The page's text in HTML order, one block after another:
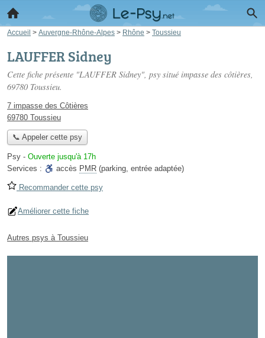
Accueil > Auvergne-Rhône-Alpes > Rhône > Toussieu
LAUFFER Sidney
Cette fiche présente "LAUFFER Sidney", psy situé impasse des côtières,
69780 Toussieu.
7 impasse des Côtières
69780 Toussieu
📞 Appeler cette psy
Psy - Ouverte jusqu'à 17h
Services :
accès PMR (parking, entrée adaptée)
Recommander cette psy
Améliorer cette fiche
Autres psys à Toussieu